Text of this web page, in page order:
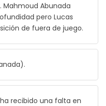
Mahmoud Abunada
pero Lucas
de fuera de juego.
recibido una falta en